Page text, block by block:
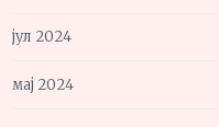
јул 2024
мај 2024